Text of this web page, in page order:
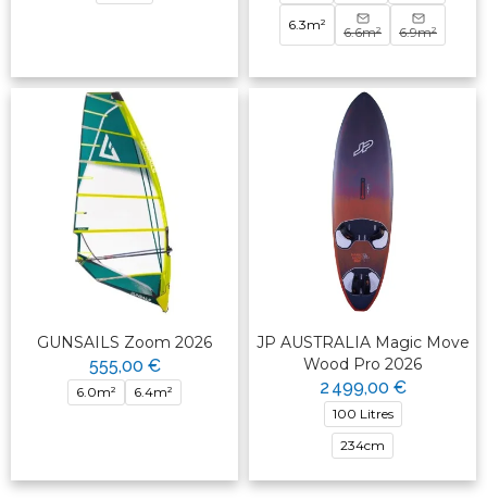
6.3m² 6.6m² 6.9m²
GUNSAILS Zoom 2026
555,00 €
6.0m² 6.4m²
JP AUSTRALIA Magic Move
Wood Pro 2026
2 499,00 €
100 Litres
234cm